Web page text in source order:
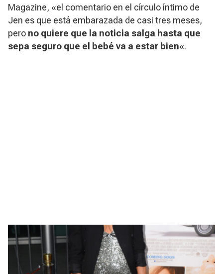
Magazine, «el comentario en el círculo íntimo de
Jen es que está embarazada de casi tres meses,
pero no quiere que la noticia salga hasta que
sepa seguro que el bebé va a estar bien«.